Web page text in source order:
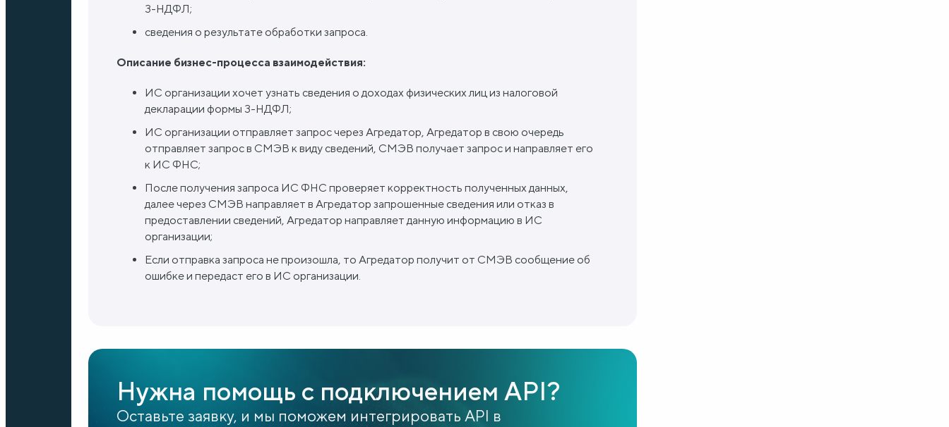
3-НДФЛ;
сведения о результате обработки запроса.
Описание бизнес-процесса взаимодействия:
ИС организации хочет узнать сведения о доходах физических лиц из налоговой
декларации формы 3-НДФЛ;
ИС организации отправляет запрос через Агредатор, Агредатор в свою очередь
отправляет запрос в СМЭВ к виду сведений, СМЭВ получает запрос и направляет его
к ИС ФНС;
После получения запроса ИС ФНС проверяет корректность полученных данных,
далее через СМЭВ направляет в Агредатор запрошенные сведения или отказ в
предоставлении сведений, Агредатор направляет данную информацию в ИС
организации;
Если отправка запроса не произошла, то Агредатор получит от СМЭВ сообщение об
ошибке и передаст его в ИС организации.
Нужна помощь с подключением API?
Оставьте заявку, и мы поможем интегрировать API в